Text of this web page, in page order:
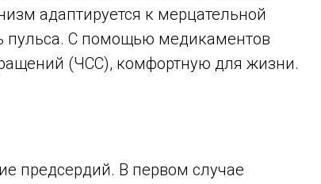
адаптируется к мерцательной
пульса. С помощью медикаментов
(ЧСС), комфортную для жизни.
предсердий. В первом случае